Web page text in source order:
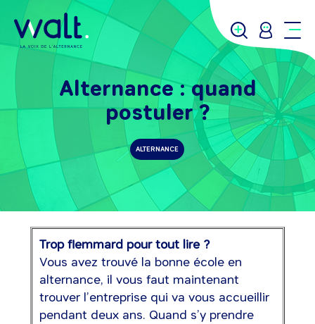
Alternance : quand
postuler ?
ALTERNANCE
Trop flemmard pour tout lire ?
Vous avez trouvé la bonne école en
alternance, il vous faut maintenant
trouver l’entreprise qui va vous accueillir
pendant deux ans. Quand s’y prendre